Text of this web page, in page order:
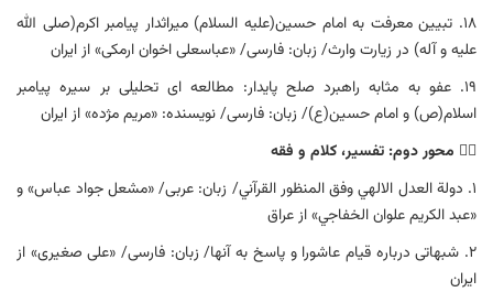
۱۸. تبیین معرفت به امام حسین(علیه السلام) میراثدار پیامبر اکرم(صلی الله
علیه و آله) در زیارت وارث/ زبان: فارسی/ «عباسعلی اخوان ارمکی» از ایران
۱۹. عفو به مثابه راهبرد صلح پایدار: مطالعه ای تحلیلی بر سیره پیامبر
اسلام(ص) و امام حسین(ع)/ زبان: فارسی/ نویسنده: «مریم مژده» از ایران
۲️⃣ محور دوم: تفسیر، کلام و فقه
۱. دولة العدل الالهي وفق المنظور القرآني/ زبان: عربی/ «مشعل جواد عباس» و
«عبد الكريم علوان الخفاجي» از عراق
۲. شبهاتی درباره قیام عاشورا و پاسخ به آنها/ زبان: فارسی/ «علی صغیری» از
ایران